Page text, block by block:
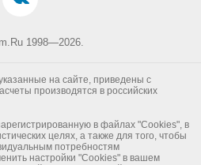
1998—2026.
на сайте, приведены с
производятся в российских
в файлах "Cookies", в
целях, а также для того, чтобы
потребностям
настройки "Cookies" в вашем